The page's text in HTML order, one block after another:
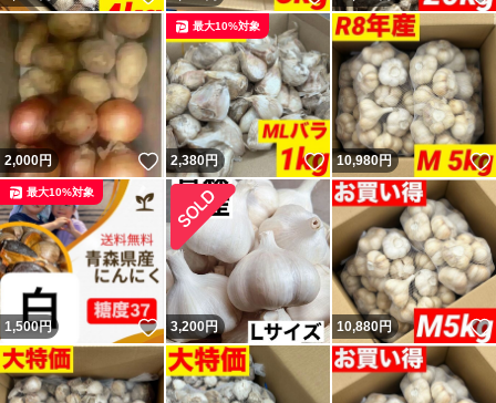
2,000円 いいね！
2,380円 いいね！
最大10%対象
10,980円
1,500円 いいね！
最大10%対象
3,200円 10,880円